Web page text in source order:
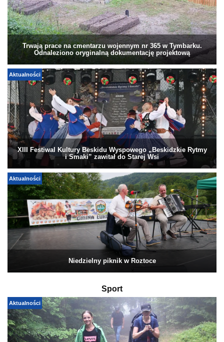
Trwają prace na cmentarzu wojennym nr 365 w Tymbarku.
Odnaleziono oryginalną dokumentację projektową
Aktualności
XIII Festiwal Kultury Beskidu Wyspowego „Beskidzkie Rytmy
i Smaki” zawitał do Starej Wsi
Aktualności
Niedzielny piknik w Roztoce
Sport
Aktualności